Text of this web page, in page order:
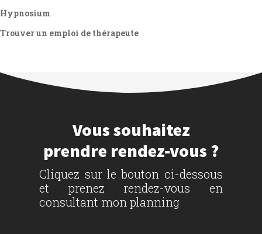
Hypnosium
Trouver un emploi de thérapeute
Vous souhaitez
prendre rendez-vous ?
Cliquez sur le bouton ci-dessous
et prenez rendez-vous en
consultant mon planning